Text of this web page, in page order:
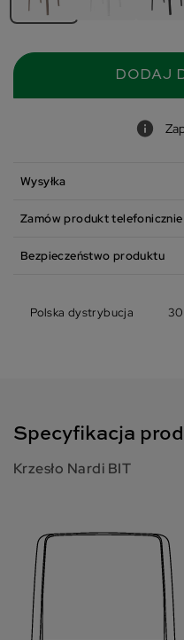
DODAJ
Wysyłka
Zamów produkt
Bezpieczeństwo produktu
Polska dystrybucja
Specyfikacja
Krzesło Nardi BIT